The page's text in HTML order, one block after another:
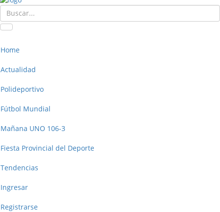
Home
Actualidad
Polideportivo
Fútbol Mundial
Mañana UNO 106-3
Fiesta Provincial del Deporte
Tendencias
Ingresar
Registrarse